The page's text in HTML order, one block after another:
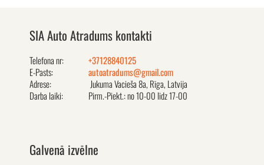
SIA Auto Atradums kontakti
Telefona nr:
+37128840125
E-Pasts:
autoatradums@gmail.com
Adrese:
Jukuma Vacieša 8a, Rīga, Latvija
Darba laiki:
Pirm.-Piekt.: no 10-00 līdz 17-00
Galvenā izvēlne